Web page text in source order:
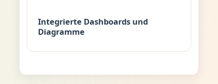
Integrierte Dashboards und
Diagramme